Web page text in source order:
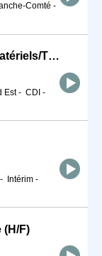
Comté -
Mécanicien-ne spécialisé-e petits matériels/TP/élévation h/f (H/F)
Est- CDI -
Intérim -
(H/F)